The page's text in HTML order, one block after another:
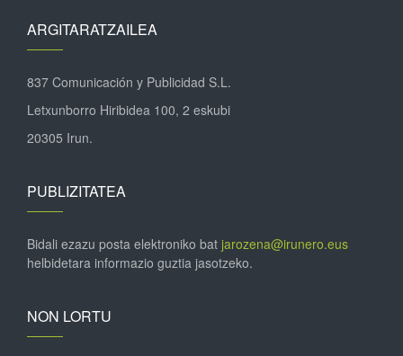
ARGITARATZAILEA
837 Comunicación y Publicidad S.L.
Letxunborro Hiribidea 100, 2 eskubi
20305 Irun.
PUBLIZITATEA
Bidali ezazu posta elektroniko bat jarozena@irunero.eus
helbidetara informazio guztia jasotzeko.
NON LORTU